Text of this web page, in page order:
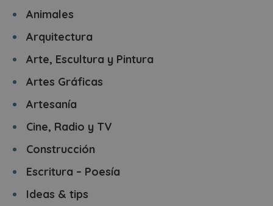
Animales
Arquitectura
Arte, Escultura y Pintura
Artes Gráficas
Artesanía
Cine, Radio y TV
Construcción
Escritura – Poesía
Ideas & tips